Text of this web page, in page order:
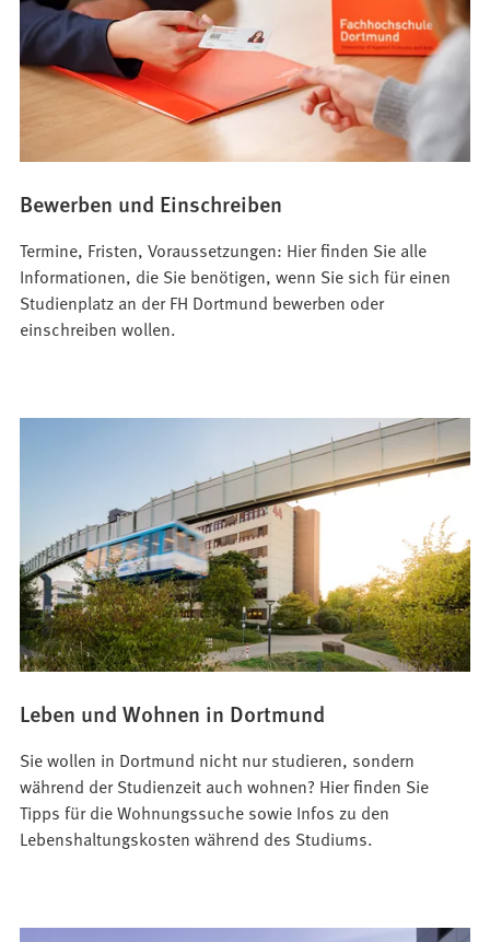
Bewerben und Einschreiben
Termine, Fristen, Voraussetzungen: Hier finden Sie alle
Informationen, die Sie benötigen, wenn Sie sich für einen
Studienplatz an der FH Dortmund bewerben oder
einschreiben wollen.
Leben und Wohnen in Dortmund
Sie wollen in Dortmund nicht nur studieren, sondern
während der Studienzeit auch wohnen? Hier finden Sie
Tipps für die Wohnungssuche sowie Infos zu den
Lebenshaltungskosten während des Studiums.